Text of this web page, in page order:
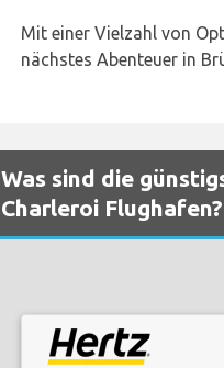
Mit einer Vielzahl von
nächstes Abenteuer in
Was sind die
Charleroi Flughafen?